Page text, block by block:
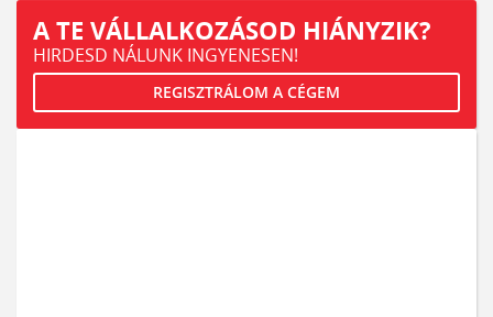
A TE VÁLLALKOZÁSOD HIÁNYZIK?
HIRDESD NÁLUNK INGYENESEN!
REGISZTRÁLOM A CÉGEM